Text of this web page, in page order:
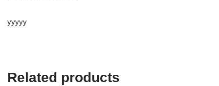
yyyyy
Related products